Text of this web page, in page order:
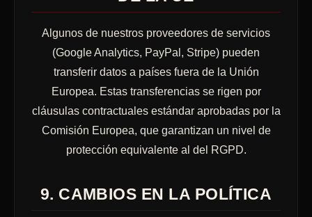
Algunos de nuestros proveedores de servicios
(Google Analytics, PayPal, Stripe) pueden
transferir datos a países fuera de la Unión
Europea. Estas transferencias se rigen por
cláusulas contractuales estándar aprobadas por la
Comisión Europea, que garantizan un nivel de
protección equivalente al del RGPD.
9. CAMBIOS EN LA POLÍTICA